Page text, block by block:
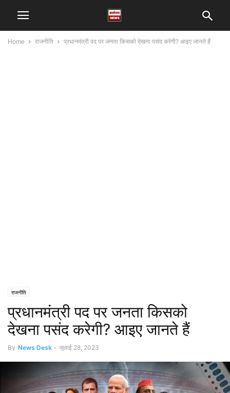
Home राजनीति प्रधानमंत्री पद पर जनता किसको देखना पसंद करेगी? आइए जानते हैं
राजनीति
प्रधानमंत्री पद पर जनता किसको
देखना पसंद करेगी? आइए जानते हैं
By News Desk - जुलाई 28, 2023